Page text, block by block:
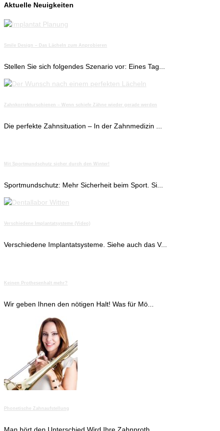
Aktuelle Neuigkeiten
Smile Design – Das Lächeln zum Anprobieren
Stellen Sie sich folgendes Szenario vor: Eines Tag...
Zahnkorrekturschienen – Wenn schiefe Zähne wieder gerade werden
Die perfekte Zahnsituation – In der Zahnmedizin ...
Mit Sportmundschutz sicher durch den Winter!
Sportmundschutz: Mehr Sicherheit beim Sport. Si...
Verschiedene Implantatsysteme (Video)
Verschiedene Implantatsysteme. Siehe auch das V...
Keinen Prothesenhalt mehr?
Wir geben Ihnen den nötigen Halt! Was für Mö...
Phonetische Zahnaufstellung